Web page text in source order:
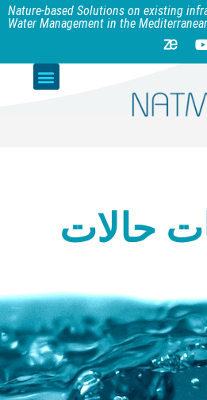
Nature-based Solutions on existing
Water Management in the
حالات